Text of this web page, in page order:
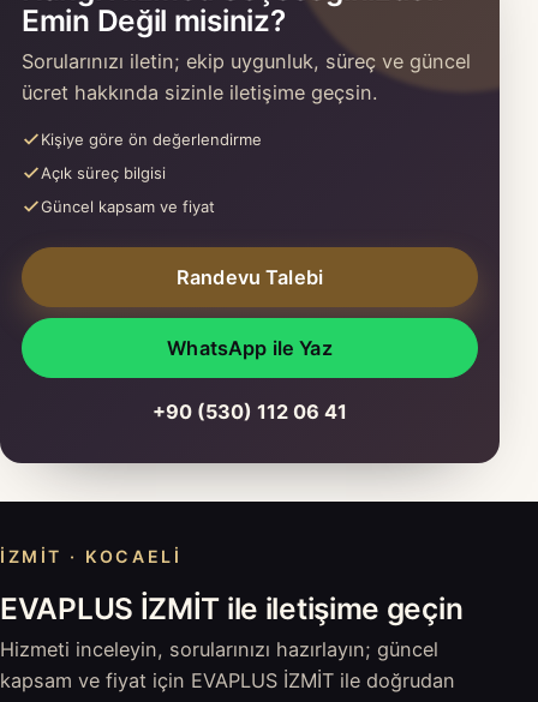
Emin Değil misiniz?
Sorularınızı iletin; ekip uygunluk, süreç ve güncel
ücret hakkında sizinle iletişime geçsin.
Kişiye göre ön değerlendirme
Açık süreç bilgisi
Güncel kapsam ve fiyat
Randevu Talebi
WhatsApp ile Yaz
+90 (530) 112 06 41
İZMIT · KOCAELI
EVAPLUS İZMİT ile iletişime geçin
Hizmeti inceleyin, sorularınızı hazırlayın; güncel
kapsam ve fiyat için EVAPLUS İZMİT ile doğrudan